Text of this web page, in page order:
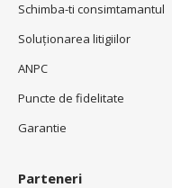
Schimba-ti consimtamantul
Soluționarea litigiilor
ANPC
Puncte de fidelitate
Garantie
Parteneri